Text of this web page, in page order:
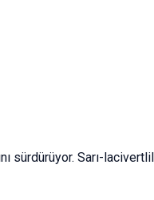
sürdürüyor. Sarı-